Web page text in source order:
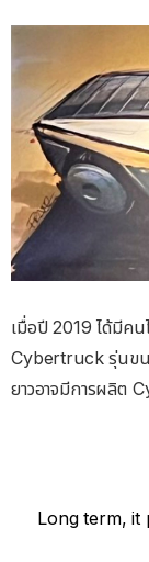
เมื่อปี 2019 ได้มีค
Cybertruck รุ่นขน
ยาวอาจมีการผลิต
Long term, it